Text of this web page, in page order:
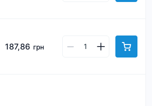
187,86 грн